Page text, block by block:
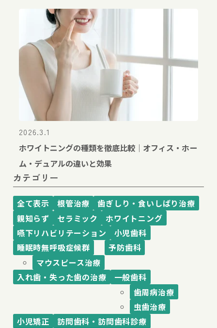
2026.3.1
ホワイトニングの種類を徹底比較｜オフィス・ホー
ム・デュアルの違いと効果
カテゴリー
全て表示 根管治療
歯ぎしり・食いしばり治療
親知らず
セラミック
ホワイトニング
嚥下リハビリテーション
小児歯科
睡眠時無呼吸症候群
マウスピース治療
予防歯科
入れ歯・失った歯の治療
一般歯科
歯周病治療
虫歯治療
小児矯正
訪問歯科・訪問歯科診療